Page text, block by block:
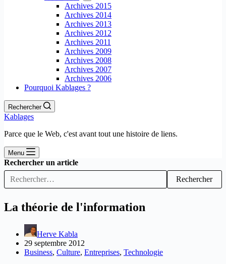
Archives 2015
Archives 2014
Archives 2013
Archives 2012
Archives 2011
Archives 2009
Archives 2008
Archives 2007
Archives 2006
Pourquoi Kablages ?
Rechercher
Kablages
Parce que le Web, c'est avant tout une histoire de liens.
Menu
Rechercher un article
Rechercher
La théorie de l'information
Herve Kabla
29 septembre 2012
Business, Culture, Entreprises, Technologie